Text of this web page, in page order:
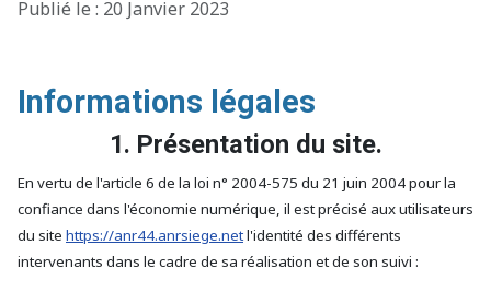
Détails
Publié le : 20 Janvier 2023
Informations légales
1. Présentation du site.
En vertu de l'article 6 de la loi n° 2004-575 du 21 juin 2004 pour la
confiance dans l'économie numérique, il est précisé aux utilisateurs
du site https://anr44.anrsiege.netl'identité des différents
intervenants dans le cadre de sa réalisation et de son suivi :